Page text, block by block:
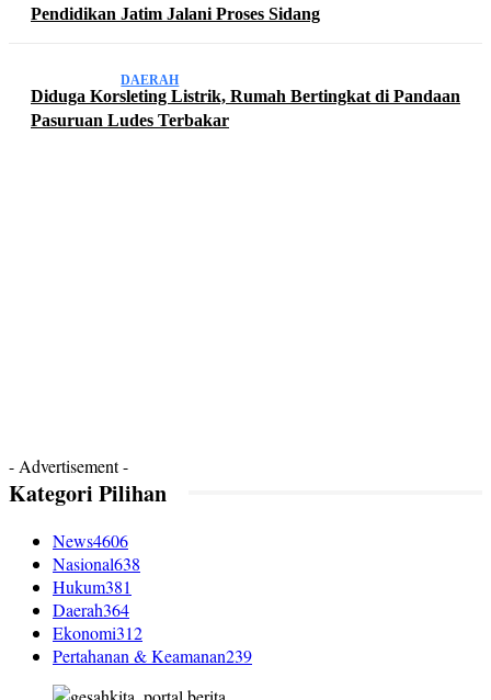
Pendidikan Jatim Jalani Proses Sidang
DAERAH
Diduga Korsleting Listrik, Rumah Bertingkat di Pandaan
Pasuruan Ludes Terbakar
- Advertisement -
Kategori Pilihan
News4606
Nasional638
Hukum381
Daerah364
Ekonomi312
Pertahanan & Keamanan239